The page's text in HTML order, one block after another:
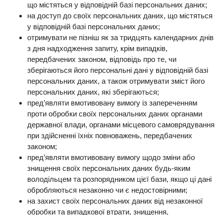
що містяться у відповідній базі персональних даних;
на доступ до своїх персональних даних, що містяться
у відповідній базі персональних даних;
отримувати не пізніш як за тридцять календарних днів
з дня надходження запиту, крім випадків,
передбачених законом, відповідь про те, чи
зберігаються його персональні дані у відповідній базі
персональних даних, а також отримувати зміст його
персональних даних, які зберігаються;
пред’являти вмотивовану вимогу із запереченням
проти обробки своїх персональних даних органами
державної влади, органами місцевого самоврядування
при здійсненні їхніх повноважень, передбачених
законом;
пред’являти вмотивовану вимогу щодо зміни або
знищення своїх персональних даних будь-яким
володільцем та розпорядником цієї бази, якщо ці дані
обробляються незаконно чи є недостовірними;
на захист своїх персональних даних від незаконної
обробки та випадкової втрати, знищення,